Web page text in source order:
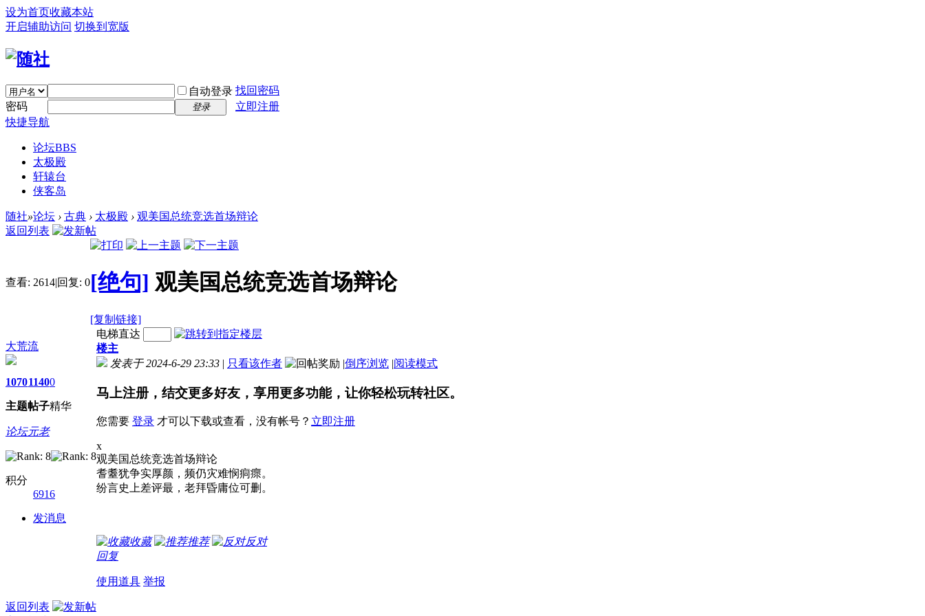
设为首页收藏本站
开启辅助访问 切换到宽版
自动登录 找回密码
密码
登录
立即注册
快捷导航
论坛BBS
太极殿
轩辕台
侠客岛
随社»论坛 › 古典 › 太极殿 › 观美国总统竞选首场辩论
返回列表
查看: 2614|回复: 0[绝句] 观美国总统竞选首场辩论
[复制链接]
大荒流
1070
主题
1140
帖子
0
精华
论坛元老
积分
6916
发消息
电梯直达
楼主
发表于 2024-6-29 23:33 | 只看该作者 |倒序浏览 |阅读模式
马上注册，结交更多好友，享用更多功能，让你轻松玩转社区。
您需要 登录 才可以下载或查看，没有帐号？ 立即注册
x
观美国总统竞选首场辩论
耆耋犹争实厚颜，频仍灾难悯痌瘝。
纷言史上差评最，老拜昏庸位可删。
收藏 推荐
反对
回复
使用道具 举报
返回列表